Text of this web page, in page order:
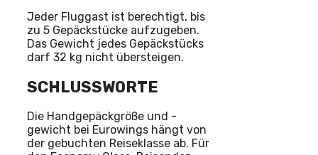
Jeder Fluggast ist berechtigt, bis
zu 5 Gepäckstücke aufzugeben.
Das Gewicht jedes Gepäckstücks
darf 32 kg nicht übersteigen.
SCHLUSSWORTE
Die Handgepäckgröße und -
gewicht bei Eurowings hängt von
der gebuchten Reiseklasse ab. Für